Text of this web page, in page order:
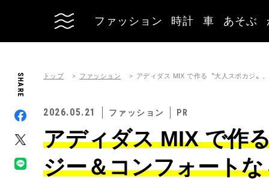
ファッション 時計 車 あそぶ
SHARE トップ ファッション アディダス MIX で作る〝大人スポカジ〟
2026.05.21 ファッション
アディダス MIX で作
ジー＆コンフォート